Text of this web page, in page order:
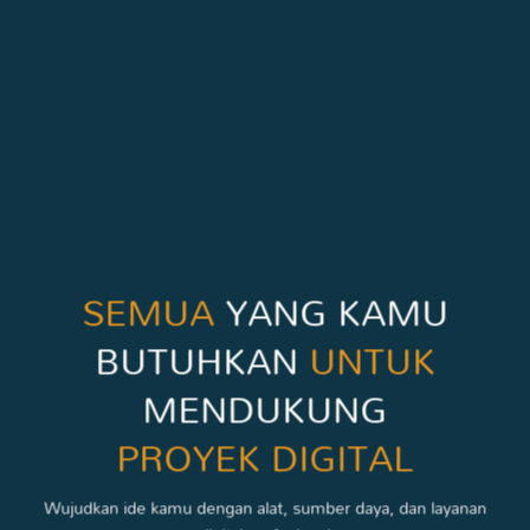
SEMUAYANG KAMU
BUTUHKAN UNTUK
MENDUKUNG
PROYEK DIGITAL
Wujudkan ide kamu dengan alat, sumber daya, dan layanan